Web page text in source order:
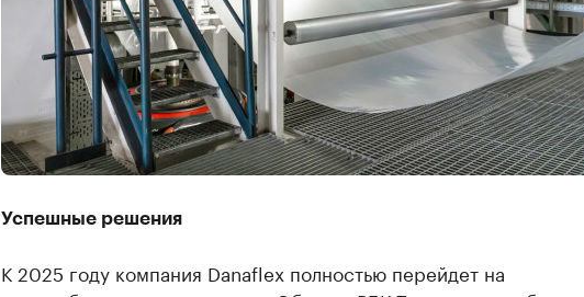
Успешные решения
К 2025 году компания Danaflex полностью перейдет на